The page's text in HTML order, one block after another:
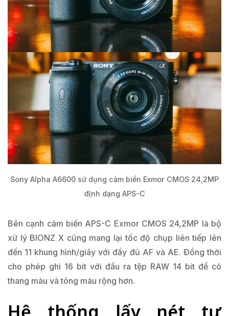
Sony Alpha A6600 sử dụng cảm biến Exmor CMOS 24,2MP
định dạng APS-C
Bên cạnh cảm biến APS-C Exmor CMOS 24,2MP là bộ
xử lý BIONZ X cũng mang lại tốc độ chụp liên tiếp lên
đến 11 khung hình/giây với đầy đủ AF và AE. Đồng thời
cho phép ghi 16 bit với đầu ra tệp RAW 14 bit để có
thang màu và tông màu rộng hơn.